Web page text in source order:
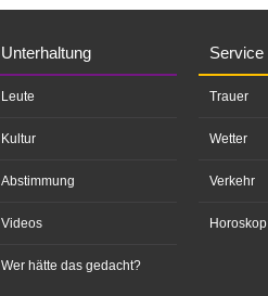
Unterhaltung
Leute
Kultur
Abstimmung
Videos
Wer hätte das gedacht?
Service
Trauer
Wetter
Verkehr
Horoskop